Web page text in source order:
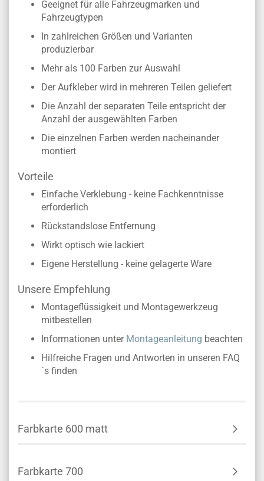
Geeignet für alle Fahrzeugmarken und
Fahrzeugtypen
In zahlreichen Größen und Varianten
produzierbar
Mehr als 100 Farben zur Auswahl
Der Aufkleber wird in mehreren Teilen geliefert
Die Anzahl der separaten Teile entspricht der
Anzahl der ausgewählten Farben
Die einzelnen Farben werden nacheinander
montiert
Vorteile
Einfache Verklebung - keine Fachkenntnisse
erforderlich
Rückstandslose Entfernung
Wirkt optisch wie lackiert
Eigene Herstellung - keine gelagerte Ware
Unsere Empfehlung
Montageflüssigkeit und Montagewerkzeug
mitbestellen
Informationen unter Montageanleitung beachten
Hilfreiche Fragen und Antworten in unseren FAQ
´s finden
Farbkarte 600 matt
Farbkarte 700